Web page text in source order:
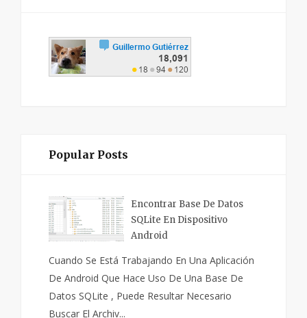
Popular Posts
Encontrar Base De Datos
SQLite En Dispositivo
Android
Cuando Se Está Trabajando En Una Aplicación
De Android Que Hace Uso De Una Base De
Datos SQLite , Puede Resultar Necesario
Buscar El Archiv...